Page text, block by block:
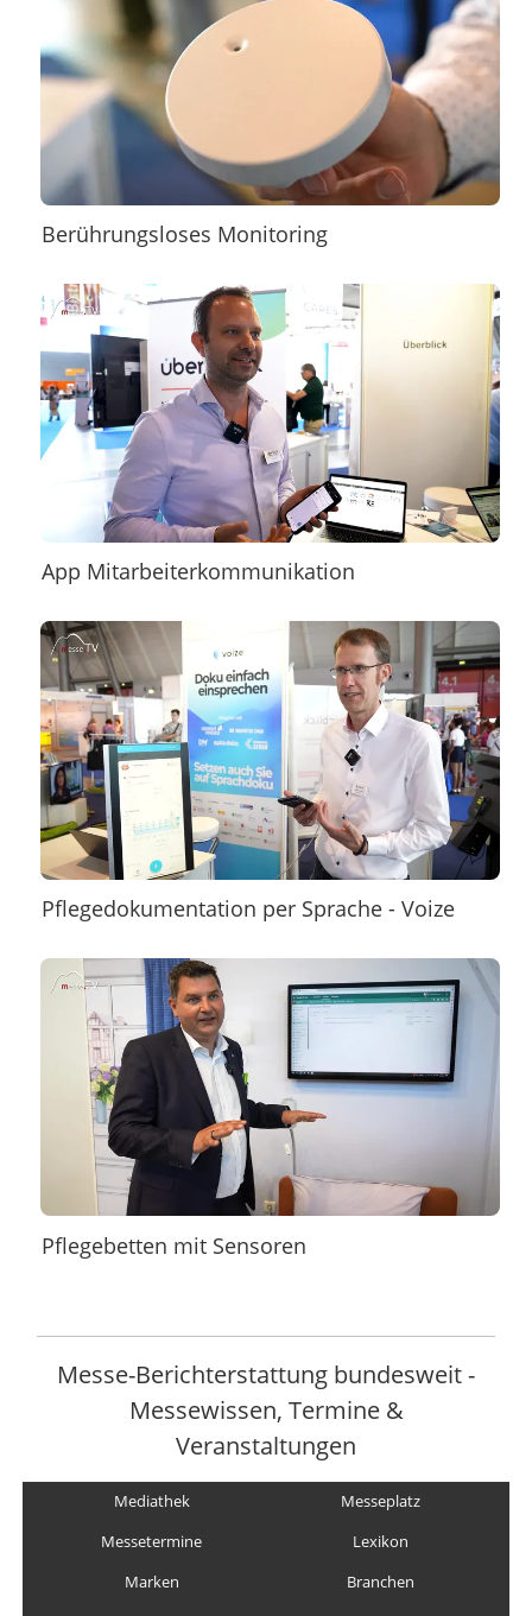
Berührungsloses Monitoring
App Mitarbeiterkommunikation
Pflegedokumentation per Sprache - Voize
Pflegebetten mit Sensoren
Messe-Berichterstattung bundesweit -
Messewissen, Termine &
Veranstaltungen
Mediathek
Messeplatz
Messetermine
Lexikon
Marken
Branchen